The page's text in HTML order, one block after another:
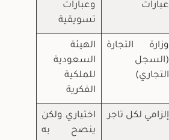
عبارات
وعبارات
تسويقية
وزارة التجارة
(السجل
التجاري)
الهيئة
السعودية
للملكية
الفكرية
إلزامي لكل تاجر
اختياري ولكن
ينصح به